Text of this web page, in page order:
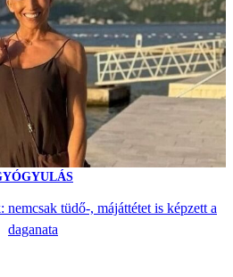
tüdő-, májáttétet is képzett a
daganata